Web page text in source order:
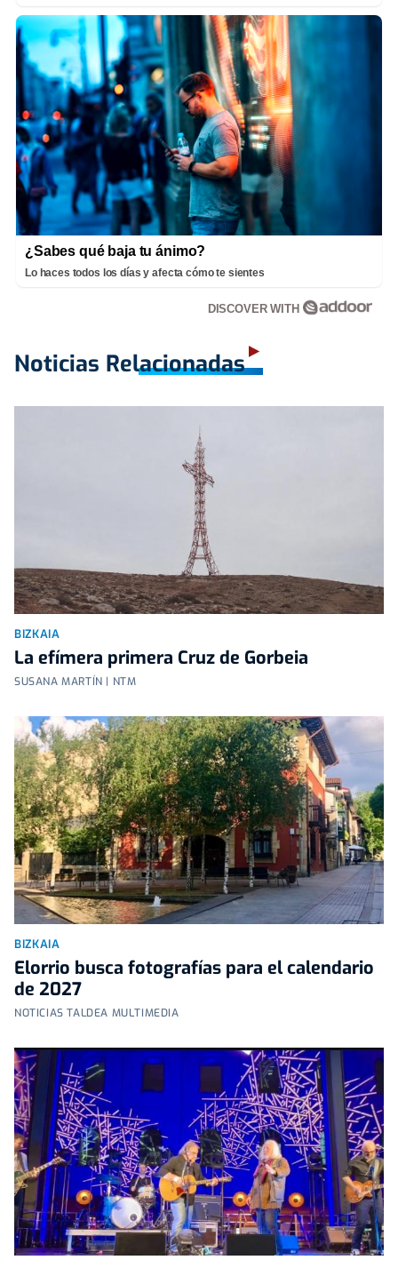
¿Sabes qué baja tu ánimo?
Lo haces todos los días y afecta cómo te sientes
DISCOVER WITH
Noticias Relacionadas
BIZKAIA
La efímera primera Cruz de Gorbeia
SUSANA MARTÍN | NTM
BIZKAIA
Elorrio busca fotografías para el calendario
de 2027
NOTICIAS TALDEA MULTIMEDIA